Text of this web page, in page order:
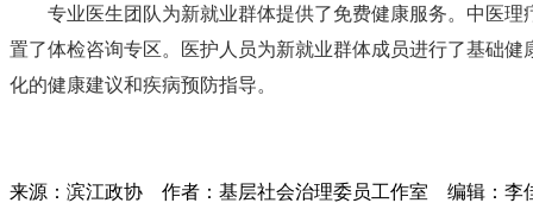
专业医生团队为新就业群体提供了免费健康服务。中医
置了体检咨询专区。医护人员为新就业群体成员进行了基础
化的健康建议和疾病预防指导。
来源：滨江政协 作者：基层社会治理委员工作室 编辑：李